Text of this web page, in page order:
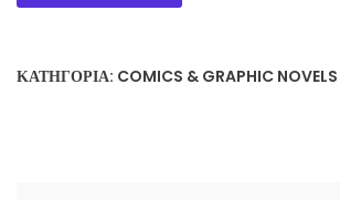
DAVID
ΚΑΤΗΓΟΡΊΑ: COMICS & GRAPHIC NOVELS